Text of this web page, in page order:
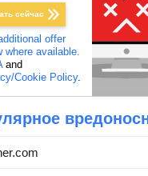
сейчас
offer
where available.
and
Cookie Policy.